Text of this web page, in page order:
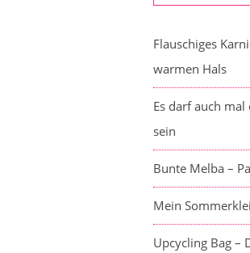
Flauschiges
warmen Hals
Es darf auch mal
sein
Bunte Melba –
Mein
Upcycling Bag –